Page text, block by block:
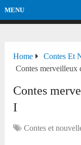
MENU
Home
Contes Et
Contes merveilleux
Contes
I
Contes et